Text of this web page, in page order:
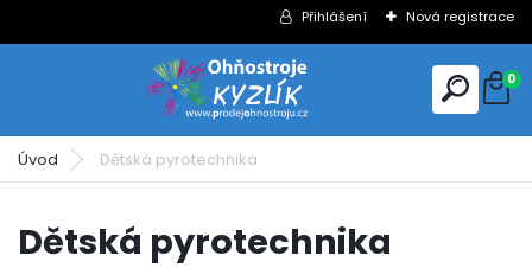
Přihlášení Nová registrace
0
Úvod Dětská pyrotechnika
Dětská pyrotechnika